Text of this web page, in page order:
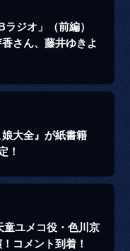
ジオ」（前編）
さん、藤井ゆきよ
大全』が紙書籍
！
童ユメコ役・色川京
コメント到着！